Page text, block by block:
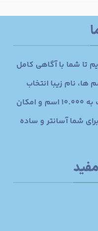
تا شما با آگاهی کامل
نام زیبا انتخاب
نمایید. این سایت با داشتن نزدیک به 10.000 اسم و امکان
برای شما آسانتر و ساده